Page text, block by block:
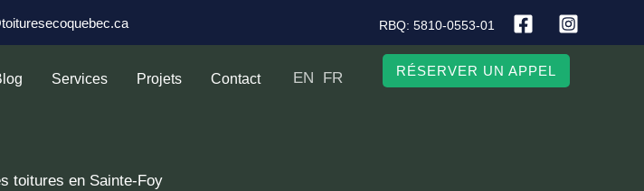
RBQ: 5810-0553-01
Services Projets Contact EN FR RÉSERVER UN APPEL
toitures en Sainte-Foy